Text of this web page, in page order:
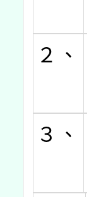
２、
３、